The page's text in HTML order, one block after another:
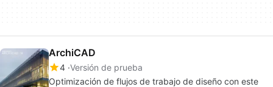
ArchiCAD
4 Versión de prueba
Optimización de flujos de trabajo de diseño con este